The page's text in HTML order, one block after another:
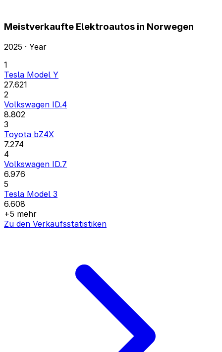
Meistverkaufte Elektroautos in Norwegen
2025 · Year
1
Tesla Model Y
27.621
2
Volkswagen ID.4
8.802
3
Toyota bZ4X
7.274
4
Volkswagen ID.7
6.976
5
Tesla Model 3
6.608
+5 mehr
Zu den Verkaufsstatistiken